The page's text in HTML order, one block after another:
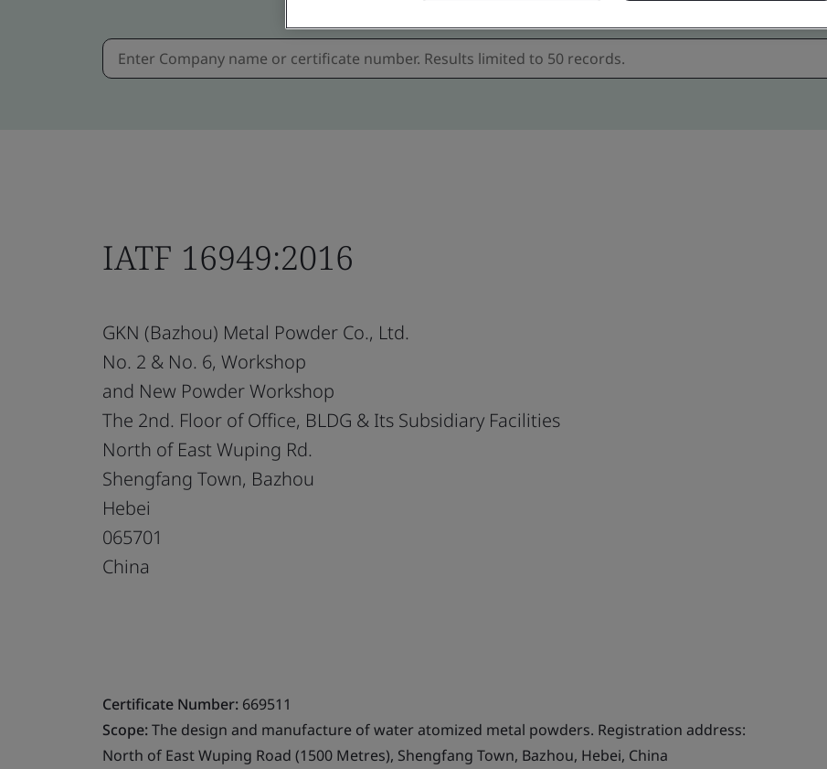
IATF 16949:2016
GKN (Bazhou) Metal Powder Co., Ltd.
No. 2 & No. 6, Workshop
and New Powder Workshop
The 2nd. Floor of Office, BLDG & Its Subsidiary Facilities
North of East Wuping Rd.
Shengfang Town, Bazhou
Hebei
065701
China
Certificate Number: 669511
Scope:The design and manufacture of water atomized metal powders. Registration address:
North of East Wuping Road (1500 Metres), Shengfang Town, Bazhou, Hebei, China